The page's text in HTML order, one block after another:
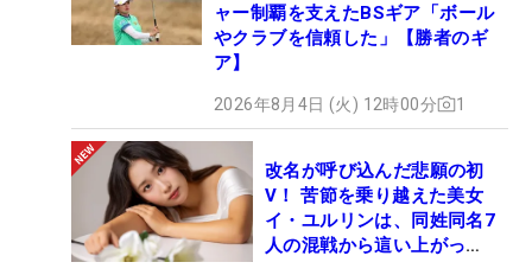
ャー制覇を支えたBSギア「ボール
やクラブを信頼した」【勝者のギ
ア】
2026年8月4日 (火) 12時00分 1
改名が呼び込んだ悲願の初
V！ 苦節を乗り越えた美女
イ・ユルリンは、同姓同名7
人の混戦から這い上がっ